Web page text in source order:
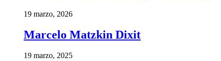
19 marzo, 2026
Marcelo Matzkin Dixit
19 marzo, 2025